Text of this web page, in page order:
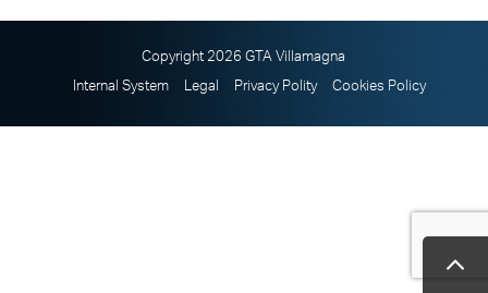
Copyright 2026 GTA Villamagna
Internal System Legal Privacy Polity Cookies Policy